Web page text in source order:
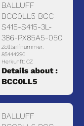
BALLUFF
BCC0LL5 BCC
S415-S415-3L-
386-PX85A5-050
Zolltarifnummer:
85444290
Herkunft: CZ
Details about :
BCC0LL5
BALLUFF